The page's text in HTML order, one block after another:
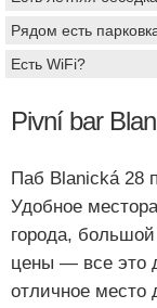
Рядом есть
Есть WiFi?
Pivní bar
Паб Blanická 28
Удобное
города,
цены — все это
отличное место